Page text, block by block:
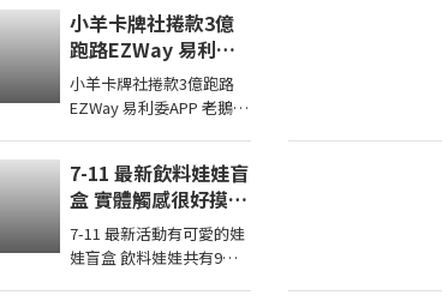
DUX 系列後背包。 它不只
外型 ...
小羊卡牌社捲款3億
跑路EZWay 易利委
APP 老鵝特搜1836
小羊卡牌社捲款3億跑路
EZWay 易利委APP 老鵝特
延長至8月14日 ...
7-11 最新飲料娃娃盲
盒 實體觸感很好摸你
想抽中哪一款
7-11 最新活動有可愛的娃
娃盲盒 飲料娃娃共有9款